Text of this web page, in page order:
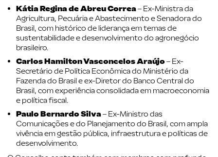
Kátia Regina de Abreu Correa– Ex-Ministra da
Agricultura, Pecuária e Abastecimento e Senadora do
Brasil, com histórico de liderança em temas de
sustentabilidade e desenvolvimento do agronegócio
brasileiro.
Carlos Hamilton Vasconcelos Araújo– Ex-
Secretário de Política Econômica do Ministério da
Fazenda do Brasil e ex-Diretor do Banco Central do
Brasil, com experiência consolidada em macroeconomia
e política fiscal.
Paulo Bernardo Silva– Ex-Ministro das
Comunicações e do Planejamento do Brasil, com ampla
vivência em gestão pública, infraestrutura e políticas de
desenvolvimento.